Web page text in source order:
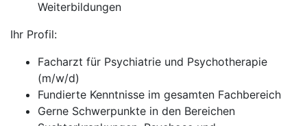
Weiterbildungen
Ihr Profil:
Facharzt für Psychiatrie und Psychotherapie
(m/w/d)
Fundierte Kenntnisse im gesamten Fachbereich
Gerne Schwerpunkte in den Bereichen